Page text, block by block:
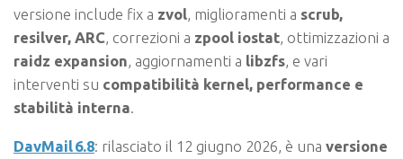
versione include fix a zvol, miglioramenti a scrub,
resilver, ARC, correzioni a zpool iostat, ottimizzazioni a
raidz expansion, aggiornamenti a libzfs, e vari
interventi su compatibilità kernel, performance e
stabilità interna.
DavMail 6.8: rilasciato il 12 giugno 2026, è una versione